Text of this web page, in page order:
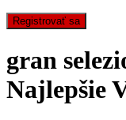
Registrovať sa
gran
Najlepšie